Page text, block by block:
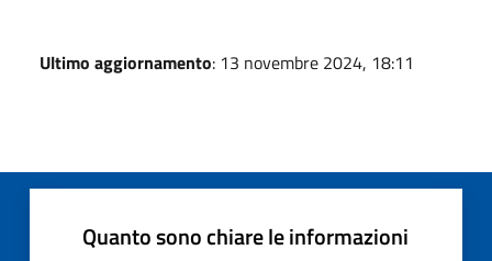
Ultimo aggiornamento: 13 novembre 2024, 18:11
Quanto sono chiare le informazioni